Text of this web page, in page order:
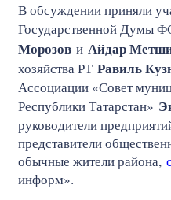
В обсуждении приняли
Государственной Думы
Морозов и Айдар
хозяйства РТ Равиль
Ассоциации «Совет
Республики Татарстан»
руководители
представители
обычные жители района,
информ».